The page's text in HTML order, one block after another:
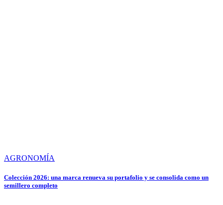
AGRONOMÍA
Colección 2026: una marca renueva su portafolio y se consolida como un
semillero completo